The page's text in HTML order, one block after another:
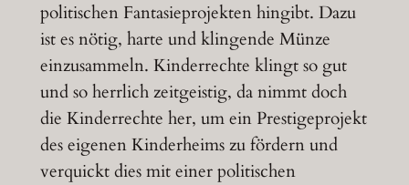
politischen Fantasieprojekten hingibt. Dazu
ist es nötig, harte und klingende Münze
einzusammeln. Kinderrechte klingt so gut
und so herrlich zeitgeistig, da nimmt doch
die Kinderrechte her, um ein Prestigeprojekt
des eigenen Kinderheims zu fördern und
verquickt dies mit einer politischen